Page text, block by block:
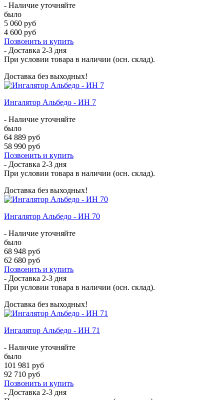
- Наличие уточняйте
было
5 060 руб
4 600 руб
Позвонить и купить
- Доставка 2-3 дня
При условии товара в наличии (осн. склад).
Доставка без выходных!
Ингалятор Альбедо - ИН 7
- Наличие уточняйте
было
64 889 руб
58 990 руб
Позвонить и купить
- Доставка 2-3 дня
При условии товара в наличии (осн. склад).
Доставка без выходных!
Ингалятор Альбедо - ИН 70
- Наличие уточняйте
было
68 948 руб
62 680 руб
Позвонить и купить
- Доставка 2-3 дня
При условии товара в наличии (осн. склад).
Доставка без выходных!
Ингалятор Альбедо - ИН 71
- Наличие уточняйте
было
101 981 руб
92 710 руб
Позвонить и купить
- Доставка 2-3 дня